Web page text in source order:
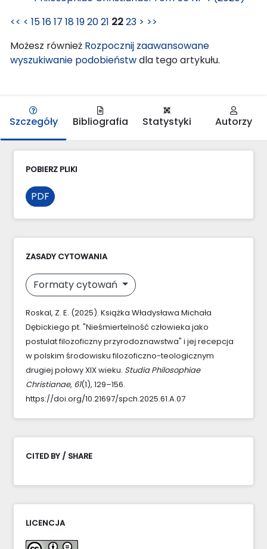
<< < 151617 18192021 2223 > >>
Możesz również Rozpocznij zaawansowane
wyszukiwanie podobieństwdla tego artykułu.
Szczegóły Bibliografia Statystyki Autorzy
POBIERZ PLIKI
PDF
ZASADY CYTOWANIA
Formaty cytowań
Roskal, Z. E. (2025). Książka Władysława Michała
Dębickiego pt. "Nieśmiertelność człowieka jako
postulat filozoficzny przyrodoznawstwa" i jej recepcja
w polskim środowisku filozoficzno-teologicznym
drugiej połowy XIX wieku. Studia Philosophiae
Christianae, 61(1), 129–156.
https://doi.org/10.21697/spch.2025.61.A.07
CITED BY / SHARE
LICENCJA